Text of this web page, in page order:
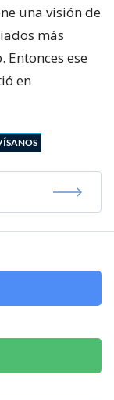
una visión de
más
Entonces ese
en